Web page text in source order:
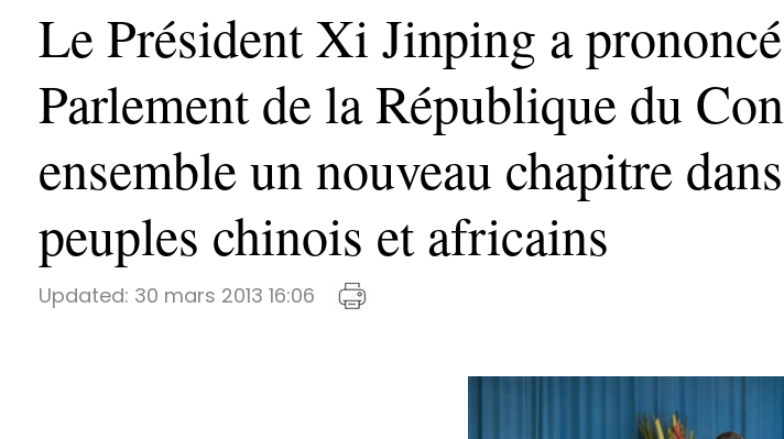
Le Président Xi Jinping a
Parlement de la République du
ensemble un nouveau chapitre
peuples chinois et africains
Updated: 30 mars 2013 16:06